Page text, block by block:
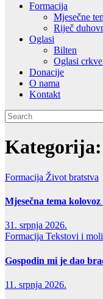
Formacija
Mjesečne
Riječ
Oglasi
Bilten
Oglasi
Donacije
O nama
Kontakt
Kategorija:
Formacija Život bratstva
Mjesečna tema kolovoz
31. srpnja 2026.
Formacija Tekstovi i
Gospodin mi je dao
11. srpnja 2026.